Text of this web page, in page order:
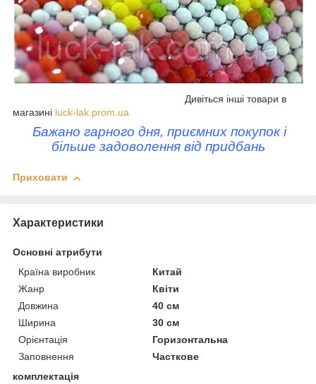
Дивіться інші товари в
магазині luck-lak.prom.ua
Бажано гарного дня, приємних покупок і
більше задоволення від придбань
Приховати
Характеристики
Основні атрибути
Країна виробник
Китай
Жанр
Квіти
Довжина
40 см
Ширина
30 см
Орієнтація
Горизонтальна
Заповнення
Часткове
комплектація